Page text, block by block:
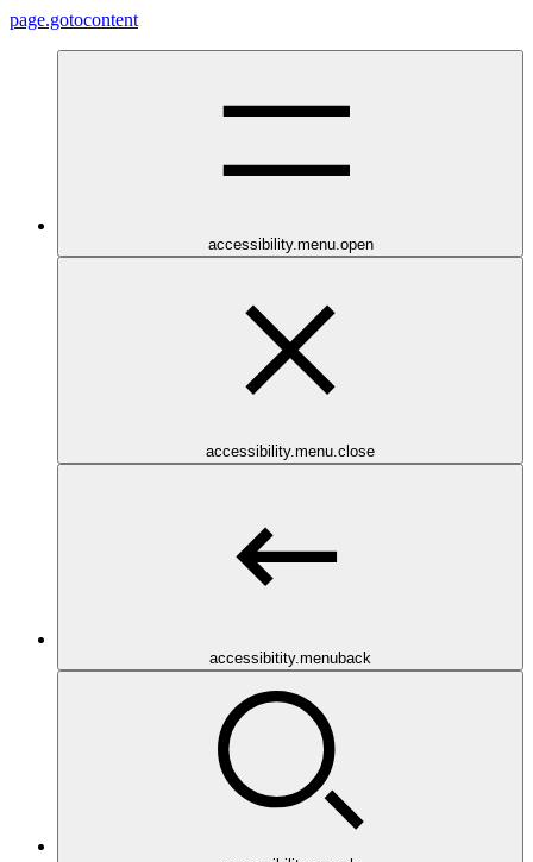
page.gotocontent
accessibility.menu.open
accessibility.menu.close
accessibitity.menuback